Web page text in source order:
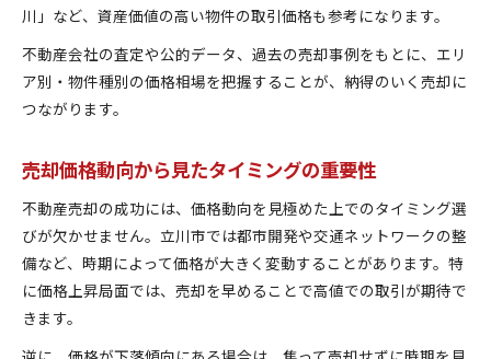
川」など、資産価値の高い物件の取引価格も参考になります。
不動産会社の査定や公的データ、過去の売却事例をもとに、エリ
ア別・物件種別の価格相場を把握することが、納得のいく売却に
つながります。
売却価格動向から見たタイミングの重要性
不動産売却の成功には、価格動向を見極めた上でのタイミング選
びが欠かせません。立川市では都市開発や交通ネットワークの整
備など、時期によって価格が大きく変動することがあります。特
に価格上昇局面では、売却を早めることで高値での取引が期待で
きます。